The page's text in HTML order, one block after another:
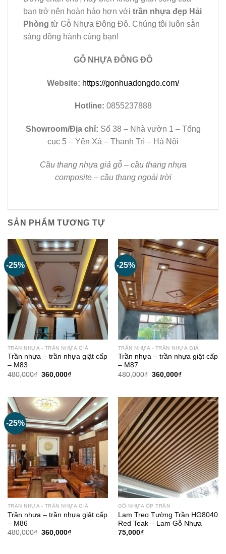
bạn trở nên hoàn hảo hơn với trần nhựa đẹp Hải
Phòng từ Gỗ Nhựa Đông Đô. Chúng tôi luôn sẵn
sàng đồng hành cùng bạn!
GỖ NHỰA ĐÔNG ĐÔ
Website: https://gonhuadongdo.com/
Hotline: 0855237888
Showroom/Địa chỉ: Số 38 – Nhà vườn 1 – Tổng
cục 5 – Yên Xá – Thanh Trì – Hà Nội
Cầu thang nhựa giả gỗ – cầu thang nhựa
composite – cầu thang ngoài trời
SẢN PHẨM TƯƠNG TỰ
-25%
TRẦN NHỰA - TRẦN NHỰA GIẢ
Trần nhựa – trần nhựa giật cấp
– M83
480,000₫ Giá
360,000₫Giá
360,000₫.
-25%
TRẦN NHỰA - TRẦN NHỰA GIẢ
Trần nhựa – trần nhựa giật cấp
– M87
480,000₫ Giá
360,000₫Giá
360,000₫.
-25%
TRẦN NHỰA - TRẦN NHỰA GIẢ
Trần nhựa – trần nhựa giật cấp
– M86
480,000₫ Giá
360,000₫Giá
GỖ NHỰA ỐP TRẦN
Lam Treo Tường Trần HG8040
Red Teak – Lam Gỗ Nhựa
75,000₫